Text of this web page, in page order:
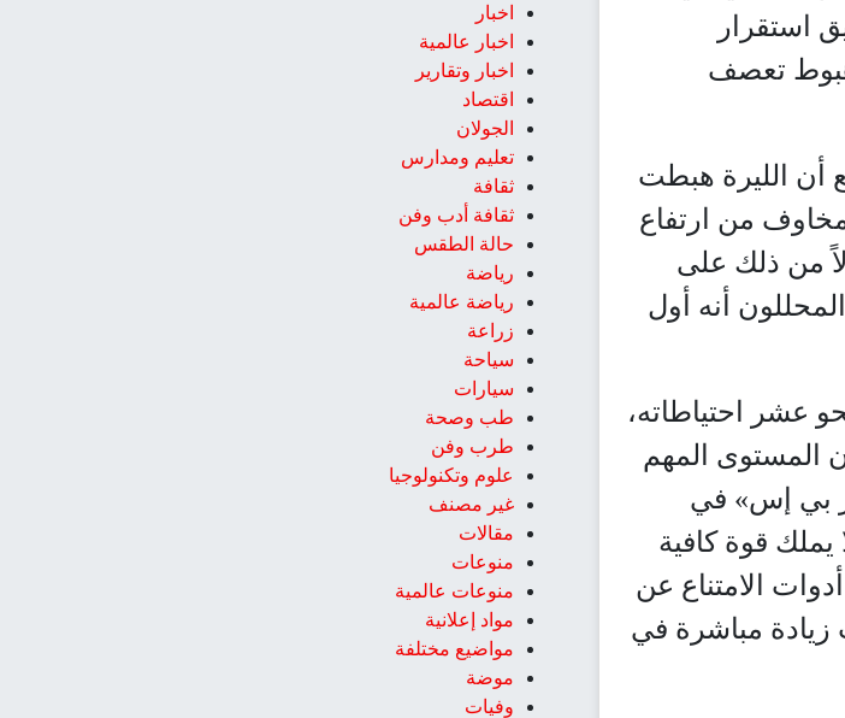
استقرار
هبوط تعصف
أن الليرة هبطت
المخاوف من ارتفاع
من ذلك على
أنه أول
عشر احتياطاته،
المستوى المهم
«آر بي إس» في
يملك قوة كافية
الامتناع عن
زيادة مباشرة في
اخبار
اخبار عالمية
اخبار وتقارير
اقتصاد
الجولان
تعليم ومدارس
ثقافة
ثقافة أدب وفن
حالة الطقس
رياضة
رياضة عالمية
زراعة
سياحة
سيارات
طب وصحة
طرب وفن
علوم وتكنولوجيا
غير مصنف
مقالات
منوعات
منوعات عالمية
مواد إعلانية
مواضيع مختلفة
موضة
وفيات